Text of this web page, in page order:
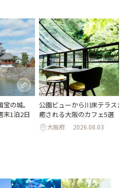
の城。
末1泊2日
公園ビューから川床テラスま
癒される大阪のカフェ5選
大阪府 2026.08.03